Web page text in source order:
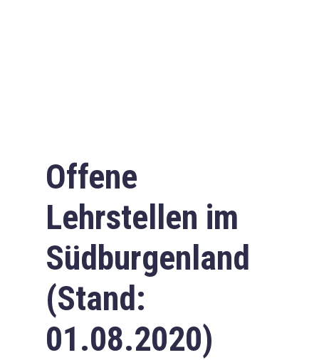
Offene
Lehrstellen im
Südburgenland
(Stand:
01.08.2020)